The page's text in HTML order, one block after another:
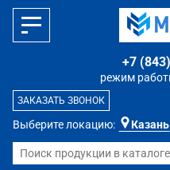
Выберите локацию: Казань
режим
+7
ЗАКАЗАТЬ ЗВОНОК